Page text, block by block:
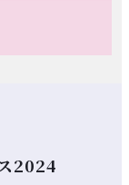
2024